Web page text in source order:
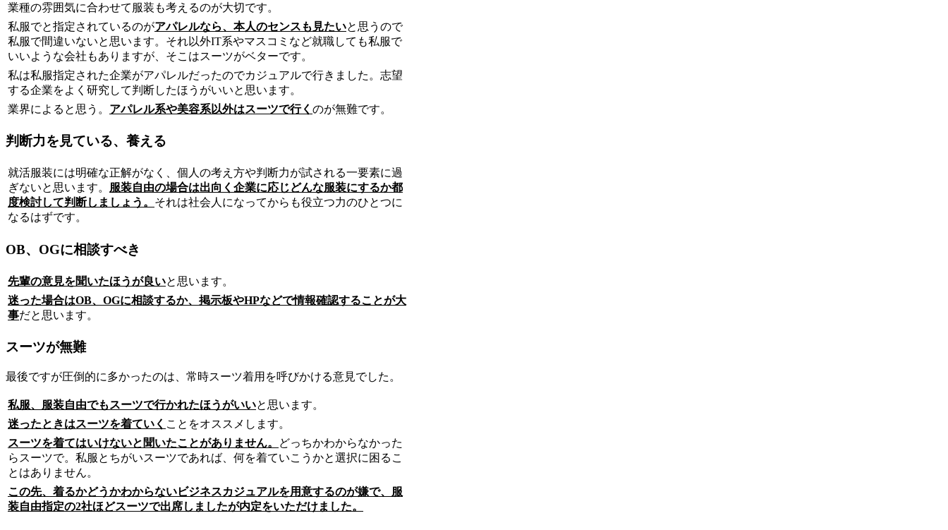
業種の雰囲気に合わせて服装も考えるのが大切です。
私服でと指定されているのがアパレルなら、本人のセンスも見たいと思うので
私服で間違いないと思います。それ以外IT系やマスコミなど就職しても私服で
いいような会社もありますが、そこはスーツがベターです。
私は私服指定された企業がアパレルだったのでカジュアルで行きました。志望
する企業をよく研究して判断したほうがいいと思います。
業界によると思う。 アパレル系や美容系以外はスーツで行く のが無難です。
判断力を見ている、養える
就活服装には明確な正解がなく、個人の考え方や判断力が試される一要素に過
ぎないと思います。 服装自由の場合は出向く企業に応じどんな服装にするか都
度検討して判断しましょう。 それは社会人になってからも役立つ力のひとつに
なるはずです。
OB、OGに相談すべき
先輩の意見を聞いたほうが良いと思います。
迷った場合はOB、OGに相談するか、掲示板やHPなどで情報確認することが大
事だと思います。
スーツが無難
最後ですが圧倒的に多かったのは、常時スーツ着用を呼びかける意見でした。
私服、服装自由でもスーツで行かれたほうがいいと思います。
迷ったときはスーツを着ていく ことをオススメします。
スーツを着てはいけないと聞いたことがありません。
どっちかわからなかった
らスーツで。私服とちがいスーツであれば、何を着ていこうかと選択に困るこ
とはありません。
この先、着るかどうかわからないビジネスカジュアルを用意するのが嫌で、服
装自由指定の2社ほどスーツで出席しましたが内定をいただけました。